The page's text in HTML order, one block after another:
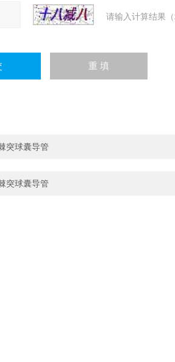
请输入计算结果
突球囊导管
突球囊导管